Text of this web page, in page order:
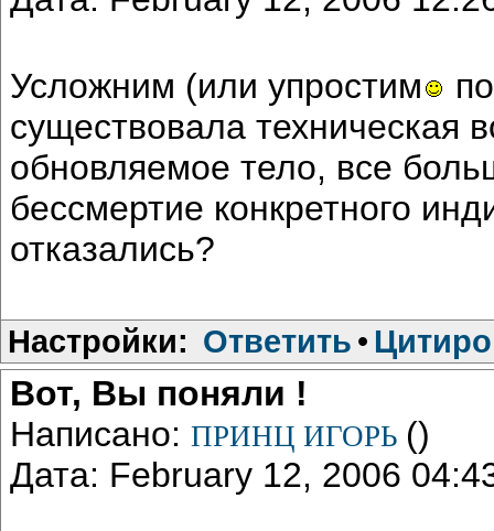
Усложним (или упростим
существовала техническая
обновляемое тело, все
бессмертие конкретного
отказались?
Настройки: Ответить •
Вот, Вы поняли !
Написано: ПРИНЦ ИГОРЬ ()
Дата: February 12, 2006